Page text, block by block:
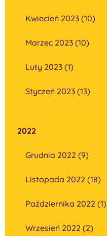
Kwiecień 2023 (10)
Marzec 2023 (10)
Luty 2023 (1)
Styczeń 2023 (13)
2022
Grudnia 2022 (9)
Listopada 2022 (18)
Października 2022 (1)
Wrzesień 2022 (2)